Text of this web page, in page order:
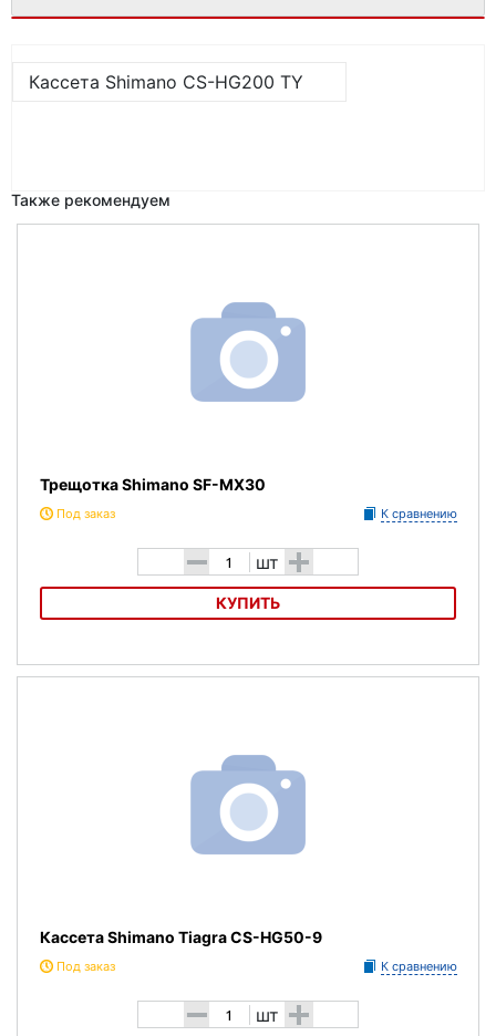
Кассета Shimano CS-HG200 TY
Также рекомендуем
Трещотка Shimano SF-MX30
Под заказ К сравнению
- шт +
КУПИТЬ
Трещотка Shimano SF-MX30
Кассета Shimano Tiagra CS-HG50-9
Под заказ К сравнению
- шт +